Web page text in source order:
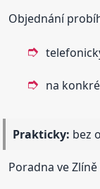
Objednání
na
Prakticky: bez
Poradna ve